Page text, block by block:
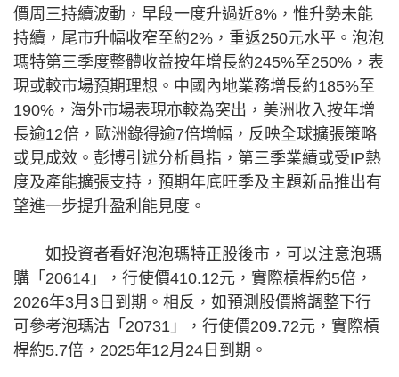
價周三持續波動，早段一度升過近8%，惟升勢未能
持續，尾市升幅收窄至約2%，重返250元水平。泡泡
瑪特第三季度整體收益按年增長約245%至250%，表
現或較市場預期理想。中國內地業務增長約185%至
190%，海外市場表現亦較為突出，美洲收入按年增
長逾12倍，歐洲錄得逾7倍增幅，反映全球擴張策略
或見成效。彭博引述分析員指，第三季業績或受IP熱
度及產能擴張支持，預期年底旺季及主題新品推出有
望進一步提升盈利能見度。
如投資者看好泡泡瑪特正股後市，可以注意泡瑪
購「20614」，行使價410.12元，實際槓桿約5倍，
2026年3月3日到期。相反，如預測股價將調整下行
可參考泡瑪沽「20731」，行使價209.72元，實際槓
桿約5.7倍，2025年12月24日到期。